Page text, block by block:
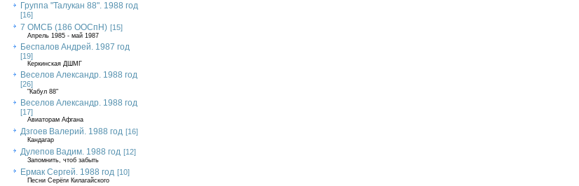
Группа "Талукан 88". 1988 год
[16]
7 ОМСБ (186 ООСпН) [15]
Апрель 1985 - май 1987
Беспалов Андрей. 1987 год
[19]
Керкинская ДШМГ
Веселов Александр. 1988 год
[26]
"Кабул 88"
Веселов Александр. 1988 год
[17]
Авиаторам Афгана
Дзгоев Валерий. 1988 год [16]
Кандагар
Дулепов Вадим. 1988 год [12]
Запомнить, чтоб забыть
Ермак Сергей. 1988 год [10]
Песни Серёги Килагайского